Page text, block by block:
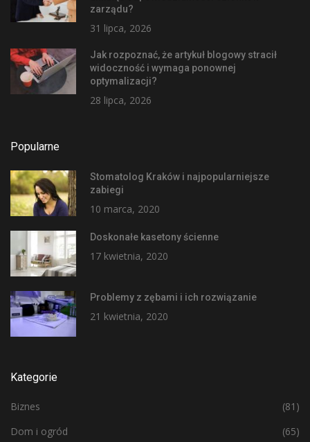
zarządu?
31 lipca, 2026
Jak rozpoznać, że artykuł blogowy stracił
widoczność i wymaga ponownej
optymalizacji?
28 lipca, 2026
Popularne
Stomatolog Kraków i najpopularniejsze
zabiegi
10 marca, 2020
Doskonałe kasetony ścienne
17 kwietnia, 2020
Problemy z zębami i ich rozwiązanie
21 kwietnia, 2020
Kategorie
Biznes
(81)
Dom i ogród
(65)